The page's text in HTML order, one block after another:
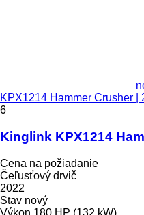
KPX1214 Hammer Crusher |
6
Kinglink KPX1214
Cena na požiadanie
Čeľusťový drvič
2022
Stav nový
Výkon 180 HP (132 kW)